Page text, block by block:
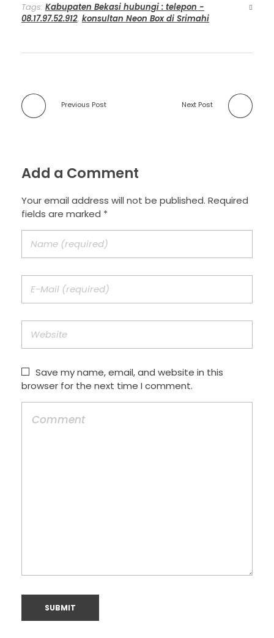
Tags: Kabupaten Bekasi hubungi : telepon -
08.17.97.52.912, konsultan Neon Box di Srimahi
Previous Post Next Post
Add a Comment
Your email address will not be published. Required
fields are marked *
Save my name, email, and website in this
browser for the next time I comment.